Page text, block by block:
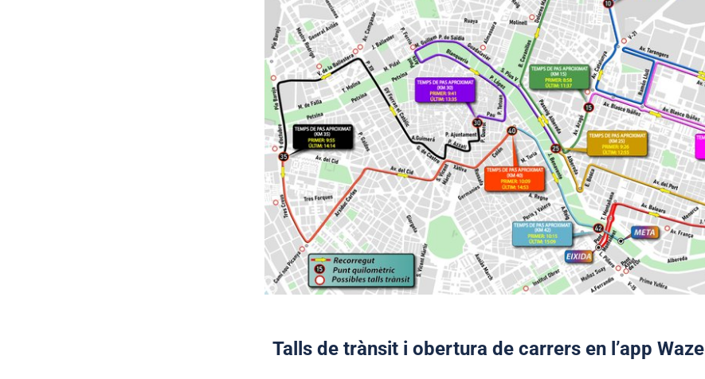
Talls de trànsit i obertura de carrers en l’app Waze